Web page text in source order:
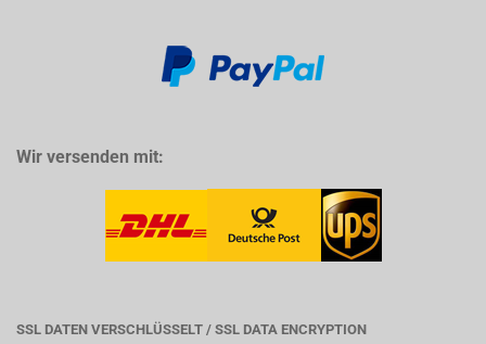
Wir versenden mit:
SSL DATEN VERSCHLÜSSELT / SSL DATA ENCRYPTION